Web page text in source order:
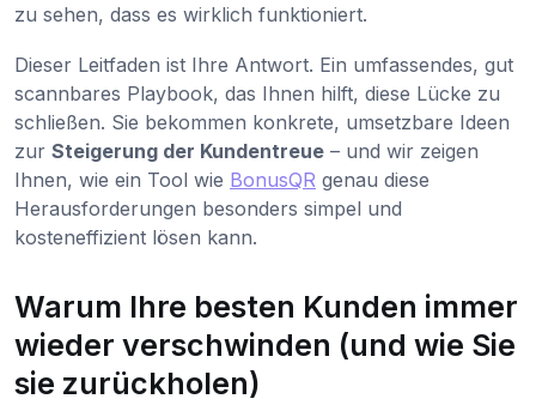
zu sehen, dass es wirklich funktioniert.
Dieser Leitfaden ist Ihre Antwort. Ein umfassendes, gut
scannbares Playbook, das Ihnen hilft, diese Lücke zu
schließen. Sie bekommen konkrete, umsetzbare Ideen
zur Steigerung der Kundentreue – und wir zeigen
Ihnen, wie ein Tool wie BonusQR genau diese
Herausforderungen besonders simpel und
kosteneffizient lösen kann.
Warum Ihre besten Kunden immer
wieder verschwinden (und wie Sie
sie zurückholen)